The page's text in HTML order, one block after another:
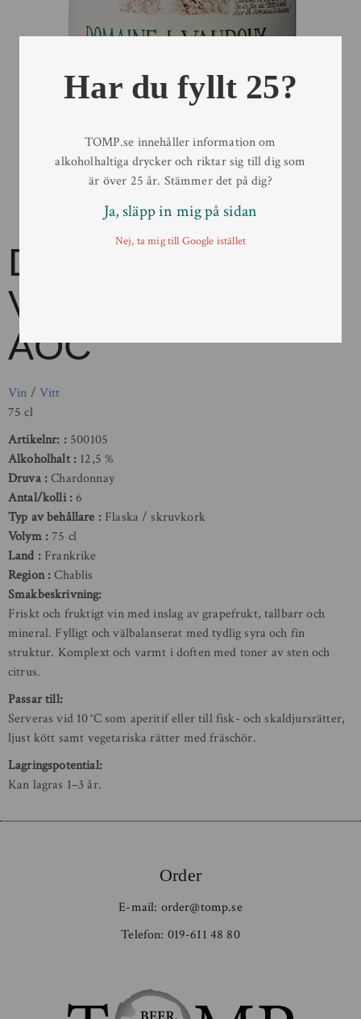
Domaine de
Vauroux Chablis
AOC
Vin / Vitt
75 cl
Artikelnr:
500105
Alkoholhalt
12,5 %
Druva Chardonnay
Antal/kolli 6
Typ av behållare
Flaska / skruvkork
Volym 75 cl
Land
Frankrike
Region Chablis
Smakbeskrivning:
Friskt och fruktigt vin med inslag av grapefrukt, tallbarr och
mineral. Fylligt och välbalanserat med tydlig syra och fin
struktur. Komplext och varmt i doften med toner av sten och
citrus.
Passar till:
Serveras vid 10 °C som aperitif eller till fisk- och skaldjursrätter,
ljust kött samt vegetariska rätter med fräschör.
Lagringspotential:
Kan lagras 1–3 år.
Order
E-mail: order@tomp.se
Telefon: 019-611 48 80
Har du fyllt 25?
TOMP.se innehåller information om
alkoholhaltiga drycker och riktar sig till dig som
är över 25 år. Stämmer det på dig?
Ja, släpp in mig på sidan
Nej, ta mig till Google istället